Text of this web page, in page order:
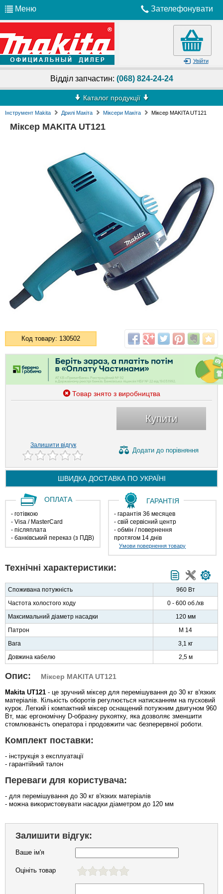
Меню Зателефонувати
Увійти
Відділ запчастин: (068) 824-24-24
Каталог продукції
Інструмент Makita Дрилі Макіта Міксери Макіта Міксер MAKITA UT121
Міксер MAKITA UT121
Код товару: 130502
Товар знято з виробництва
Купити
Залишити відгук
Додати до порівняння
ШВИДКА ДОСТАВКА ПО УКРАЇНІ
ОПЛАТА
- готівкою
- Visa / MasterCard
- післяплата
- банківський переказ (з ПДВ)
ГАРАНТІЯ
- гарантія 36 месяцев
- свій сервісний центр
- обмін / повернення
протягом 14 днів
Умови повернення товару
Технічні характеристики:
Споживана потужність
960 Вт
Частота холостого ходу
0 - 600 об./хв
Максимальний діаметр насадки
120 мм
Патрон
M 14
Вага
3,1 кг
Довжина кабелю
2,5 м
Опис: Міксер MAKITA UT121
Makita UT121 - це зручний міксер для перемішування до 30 кг в'язких
матеріалів. Кількість оборотів регулюється натисканням на пусковий
курок. Легкий і компактний міксер оснащений потужним двигуном 960
Вт, має ергономічну D-образну рукоятку, яка дозволяє зменшити
стомлюваність оператора і продовжити час безперервної роботи.
Комплект поставки:
- інструкція з експлуатації
- гарантійний талон
Переваги для користувача:
- для перемішування до 30 кг в'язких матеріалів
- можна використовувати насадки діаметром до 120 мм
Залишити відгук:
Ваше ім'я
Оцініть товар